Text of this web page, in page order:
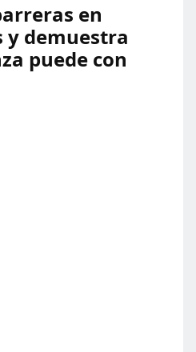
en
y demuestra
puede con